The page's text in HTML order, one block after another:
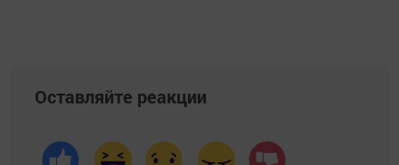
Оставляйте реакции